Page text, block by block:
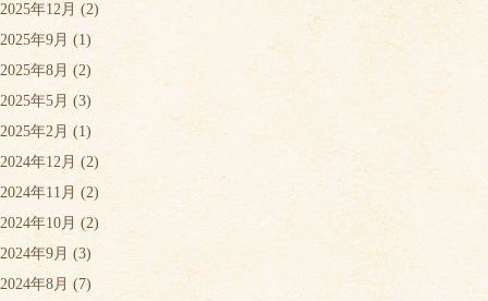
2025年12月 (2)
2025年9月 (1)
2025年8月 (2)
2025年5月 (3)
2025年2月 (1)
2024年12月 (2)
2024年11月 (2)
2024年10月 (2)
2024年9月 (3)
2024年8月(7)